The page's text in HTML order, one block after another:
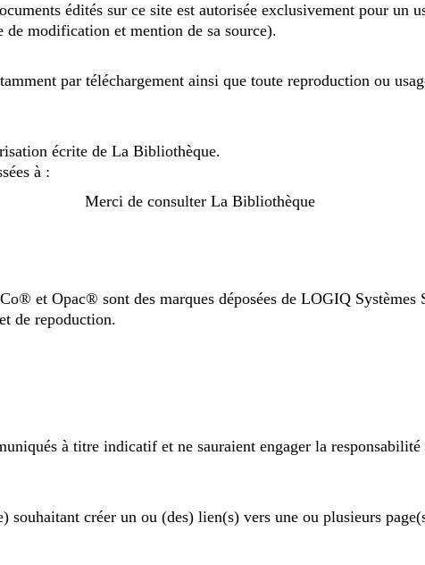
édités sur ce site est autorisée exclusivement pour un
de modification et mention de sa source).
par téléchargement ainsi que toute reproduction ou
écrite de La Bibliothèque.
à :
Merci de consulter La Bibliothèque
et Opac® sont des marques déposées de LOGIQ Systèmes
de repoduction.
à titre indicatif et ne sauraient engager la
souhaitant créer un ou (des) lien(s) vers une ou plusieurs